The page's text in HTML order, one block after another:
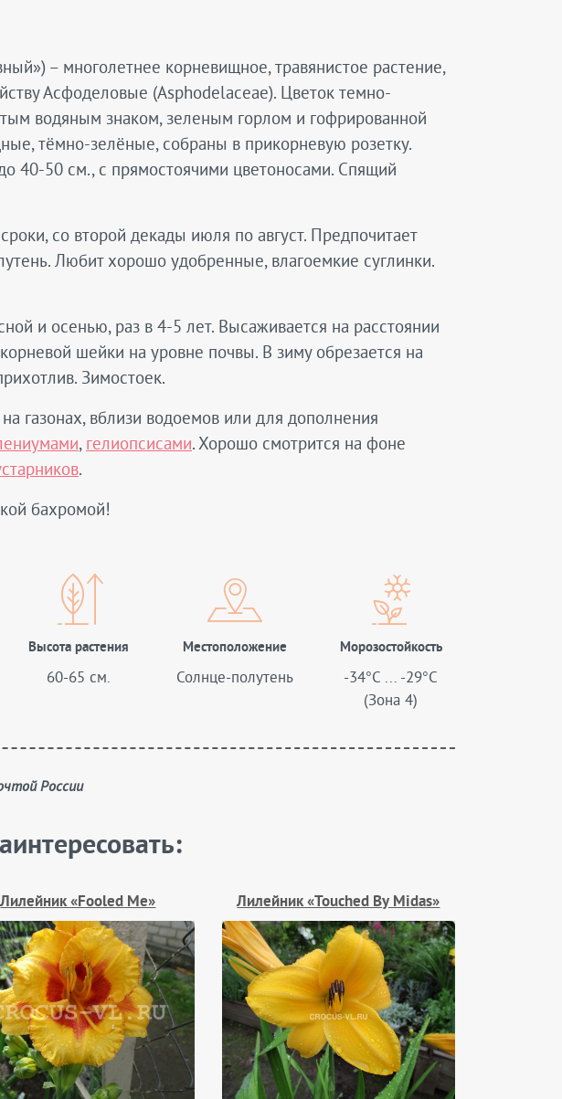
– многолетнее корневищное, травянистое растение,
Асфоделовые (Asphodelaceae). Цветок темно-
водяным знаком, зеленым горлом и гофрированной
тёмно-зелёные, собраны в прикорневую розетку.
40-50 см., с прямостоячими цветоносами. Спящий
со второй декады июля по август. Предпочитает
Любит хорошо удобренные, влагоемкие суглинки.
и осенью, раз в 4-5 лет. Высаживается на расстоянии
шейки на уровне почвы. В зиму обрезается на
Зимостоек.
газонах, вблизи водоемов или для дополнения
, гелиопсисами. Хорошо смотрится на фоне
.
бахромой!
Высота растения
60-65 см.
Местоположение
Солнце-полутень
Морозостойкость
-34°C ... -29°C
(Зона 4)
России
Лилейник «Fooled Me» Лилейник «Touched By Midas»